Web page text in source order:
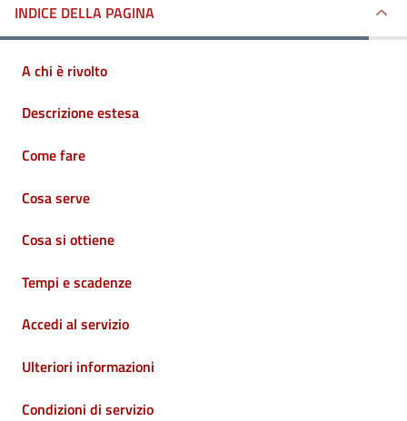
INDICE DELLA PAGINA
A chi è rivolto
Descrizione estesa
Come fare
Cosa serve
Cosa si ottiene
Tempi e scadenze
Accedi al servizio
Ulteriori informazioni
Condizioni di servizio